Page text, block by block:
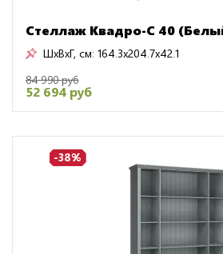
Стеллаж Квадро-С 40
ШxВxГ, см: 164.3x204.7x42.1
84 990 руб
52 694 руб
-38%